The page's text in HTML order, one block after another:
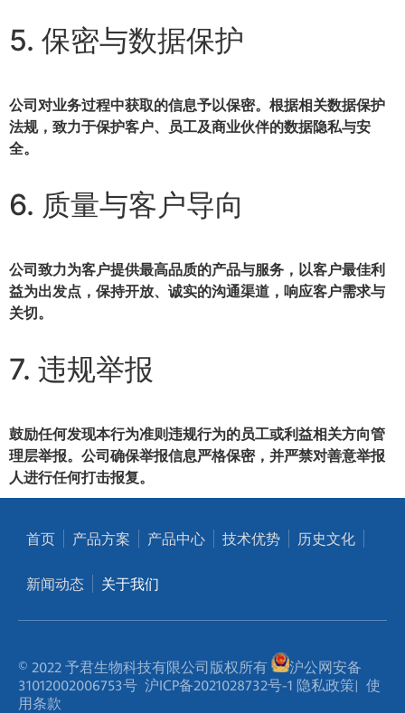
5. 保密与数据保护
公司对业务过程中获取的信息予以保密。根据相关数据保护
法规，致力于保护客户、员工及商业伙伴的数据隐私与安
全。
6. 质量与客户导向
公司致力为客户提供最高品质的产品与服务 ，以客户最佳利
益为出发点，保持开放、诚实的沟通渠道，响应客户需求与
关切。
7. 违规举报
鼓励任何发现本行为准则违规行为的员工或利益相关方向管
理层举报。公司确保举报信息严格保密，并严禁对善意举报
人进行任何打击报复。
首页 产品方案 产品中心 技术优势 历史文化
新闻动态 关于我们
© 2022 予君生物科技有限公司版权所有
沪公网安备
31012002006753号 沪ICP备2021028732号-1 隐私政策| 使
用条款